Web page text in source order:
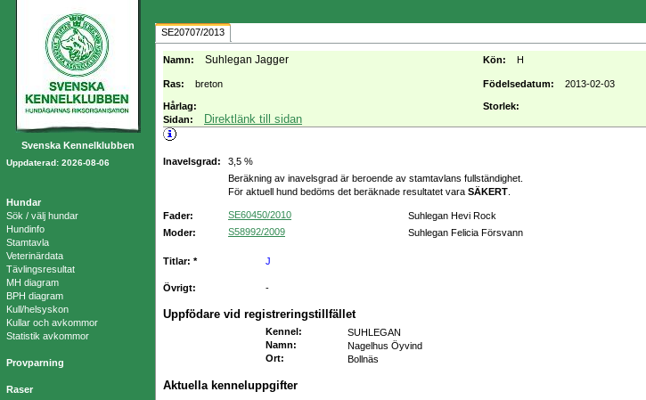
Svenska Kennelklubben
Uppdaterad: 2026-08-06
Hundar
Sök / välj hundar
Hundinfo
Stamtavla
Veterinärdata
Tävlingsresultat
MH diagram
BPH diagram
Kull/helsyskon
Kullar och avkommor
Statistik avkommor
Provparning
Raser
SE20707/2013
Namn: Suhlegan Jagger Kön: H
Ras: breton Födelsedatum: 2013-02-03
Hårlag: Storlek:
Sidan:
Direktlänk till sidan
Inavelsgrad:
3,5 %
Beräkning av inavelsgrad är beroende av stamtavlans fullständighet.
För aktuell hund bedöms det beräknade resultatet vara SÄKERT
Fader: SE60450/2010
Suhlegan Hevi Rock
Moder:
S58992/2009 Suhlegan Felicia Försvann
Titlar: * J
Övrigt: -
Uppfödare vid registreringstillfället
Kennel :
SUHLEGAN
Namn:
Nagelhus Öyvind
Ort: Bollnäs
Aktuella kenneluppgifter